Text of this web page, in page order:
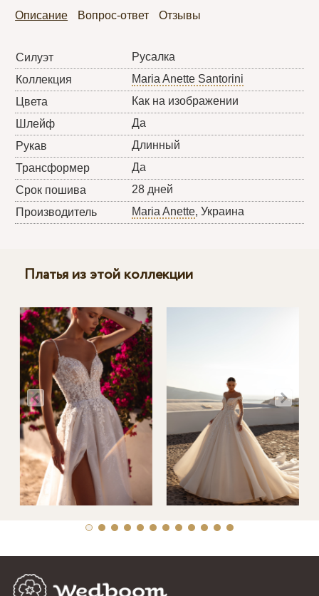
Описание Вопрос-ответ Отзывы
Силуэт
Русалка
Коллекция
Maria Anette Santorini
Цвета
Как на изображении
Шлейф
Да
Рукав
Длинный
Трансформер
Да
Срок пошива
28 дней
Производитель
Maria Anette, Украина
Платья из этой коллекции